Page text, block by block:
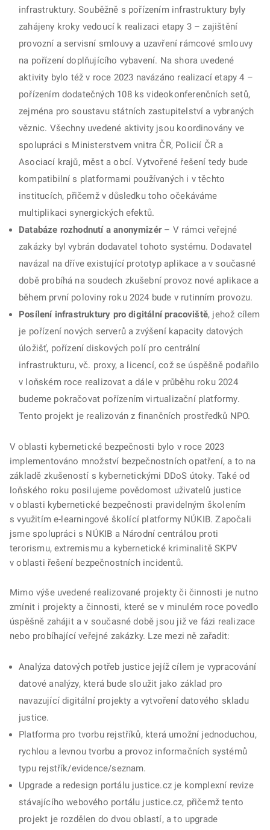
infrastruktury. Souběžně s pořízením infrastruktury byly
zahájeny kroky vedoucí k realizaci etapy 3 – zajištění
provozní a servisní smlouvy a uzavření rámcové smlouvy
na pořízení doplňujícího vybavení. Na shora uvedené
aktivity bylo též v roce 2023 navázáno realizací etapy 4 –
pořízením dodatečných 108 ks videokonferenčních setů,
zejména pro soustavu státních zastupitelství a vybraných
věznic. Všechny uvedené aktivity jsou koordinovány ve
spolupráci s Ministerstvem vnitra ČR, Policií ČR a
Asociací krajů, měst a obcí. Vytvořené řešení tedy bude
kompatibilní s platformami používaných i v těchto
institucích, přičemž v důsledku toho očekáváme
multiplikaci synergických efektů.
Databáze rozhodnutí a anonymizér– V rámci veřejné
zakázky byl vybrán dodavatel tohoto systému. Dodavatel
navázal na dříve existující prototyp aplikace a v současné
době probíhá na soudech zkušební provoz nové aplikace a
během první poloviny roku 2024 bude v rutinním provozu.
Posílení infrastruktury pro digitální pracoviště, jehož cílem
je pořízení nových serverů a zvýšení kapacity datových
úložišť, pořízení diskových polí pro centrální
infrastrukturu, vč. proxy, a licencí, což se úspěšně podařilo
v loňském roce realizovat a dále v průběhu roku 2024
budeme pokračovat pořízením virtualizační platformy.
Tento projekt je realizován z finančních prostředků NPO.
V oblasti kybernetické bezpečnosti bylo v roce 2023
implementováno množství bezpečnostních opatření, a to na
základě zkušeností s kybernetickými DDoS útoky. Také od
loňského roku posilujeme povědomost uživatelů justice
v oblasti kybernetické bezpečnosti pravidelným školením
s využitím e-learningové školící platformy NÚKIB. Započali
jsme spolupráci s NÚKIB a Národní centrálou proti
terorismu, extremismu a kybernetické kriminalitě SKPV
v oblasti řešení bezpečnostních incidentů.
Mimo výše uvedené realizované projekty či činnosti je nutno
zmínit i projekty a činnosti, které se v minulém roce povedlo
úspěšně zahájit a v současné době jsou již ve fázi realizace
nebo probíhající veřejné zakázky. Lze mezi ně zařadit:
Analýza datových potřeb justice jejíž cílem je vypracování
datové analýzy, která bude sloužit jako základ pro
navazující digitální projekty a vytvoření datového skladu
justice.
Platforma pro tvorbu rejstříků, která umožní jednoduchou,
rychlou a levnou tvorbu a provoz informačních systémů
typu rejstřík/evidence/seznam.
Upgrade a redesign portálu justice.cz je komplexní revize
stávajícího webového portálu justice.cz, přičemž tento
projekt je rozdělen do dvou oblastí, a to upgrade